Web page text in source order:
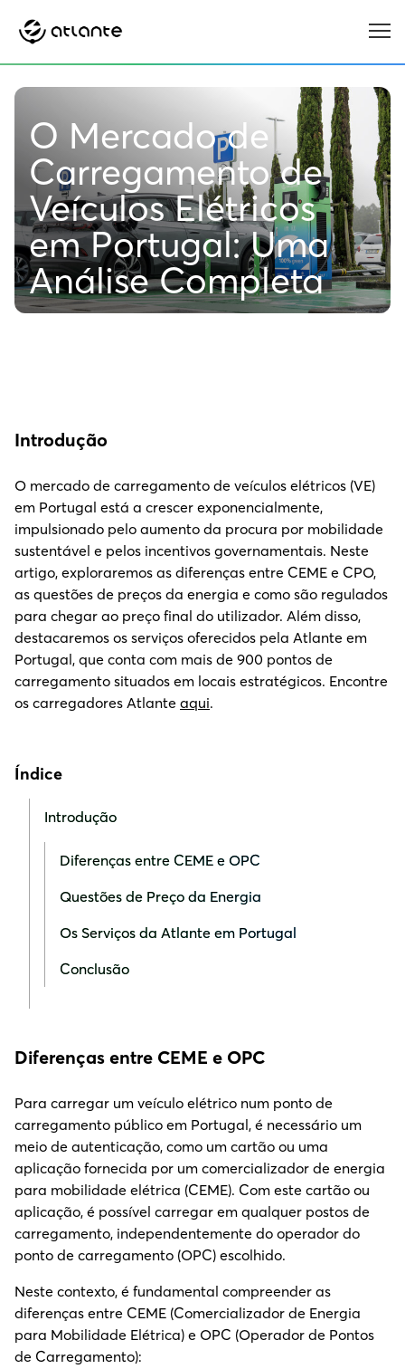
Menu
O Mercado de
Carregamento de
Veículos Elétricos
em Portugal: Uma
Análise Completa
Introdução
O mercado de carregamento de veículos elétricos (VE)
em Portugal está a crescer exponencialmente,
impulsionado pelo aumento da procura por mobilidade
sustentável e pelos incentivos governamentais. Neste
artigo, exploraremos as diferenças entre CEME e CPO,
as questões de preços da energia e como são regulados
para chegar ao preço final do utilizador. Além disso,
destacaremos os serviços oferecidos pela Atlante em
Portugal, que conta com mais de 900 pontos de
carregamento situados em locais estratégicos. Encontre
os carregadores Atlante aqui.
Índice
Introdução
Diferenças entre CEME e OPC
Questões de Preço da Energia
Os Serviços da Atlante em Portugal
Conclusão
Diferenças entre CEME e OPC
Para carregar um veículo elétrico num ponto de
carregamento público em Portugal, é necessário um
meio de autenticação, como um cartão ou uma
aplicação fornecida por um comercializador de energia
para mobilidade elétrica (CEME). Com este cartão ou
aplicação, é possível carregar em qualquer postos de
carregamento, independentemente do operador do
ponto de carregamento (OPC) escolhido.
Neste contexto, é fundamental compreender as
diferenças entre CEME (Comercializador de Energia
para Mobilidade Elétrica) e OPC (Operador de Pontos
de Carregamento):